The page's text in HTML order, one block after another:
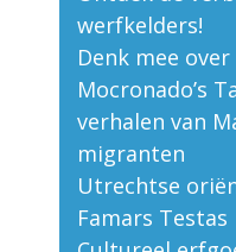
werfkelders!
Denk mee
Mocronado’s
verhalen van
migranten
Utrechtse
Famars Testas